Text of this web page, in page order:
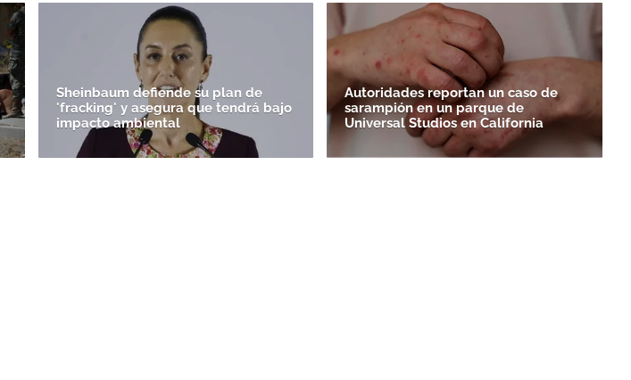
Sheinbaum defiende su plan de
'fracking' y asegura que tendrá bajo
impacto ambiental
Autoridades reportan un caso de
sarampión en un parque de
Universal Studios en California